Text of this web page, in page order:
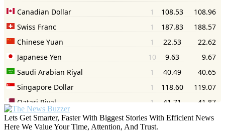
Lets Get Smarter, Faster With Biggest Stories With Efficient News
Here We Value Your Time, Attention, And Trust.